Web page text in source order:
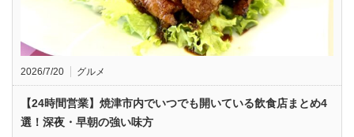
2026/7/20 グルメ
【24時間営業】焼津市内でいつでも開いている飲食店まとめ4
選！深夜・早朝の強い味方